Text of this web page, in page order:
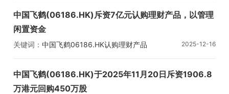
中国飞鹤(06186.HK)斥资7亿元认购理财产品，以管理
闲置资金
关键词： 中国飞鹤06186.HK认购理财产品 2025-12-16
中国飞鹤(06186.HK)于2025年11月20日斥资1906.8
万港元回购450万股